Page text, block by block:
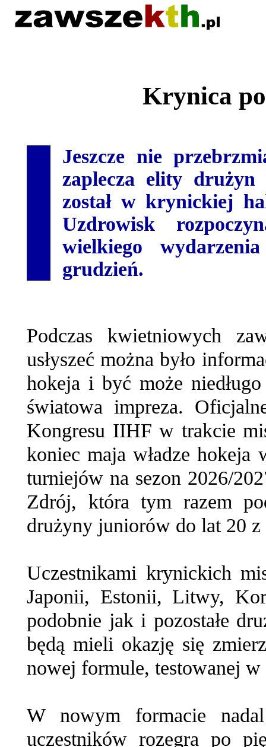
Krynica
Jeszcze nie
zaplecza elity
został w krynickiej
Uzdrowisk
wielkiego
grudzień.
Podczas kwietniowych
usłyszeć można było
hokeja i być może
światowa impreza.
Kongresu IIHF w trakcie
koniec maja władze hokeja
turniejów na sezon 2026/
Zdrój, która tym razem
drużyny juniorów do lat 20
Uczestnikami krynickich
Japonii, Estonii, Litwy,
podobnie jak i pozostałe
będą mieli okazję się
nowej formule, testowanej
W nowym formacie
uczestników rozegra po